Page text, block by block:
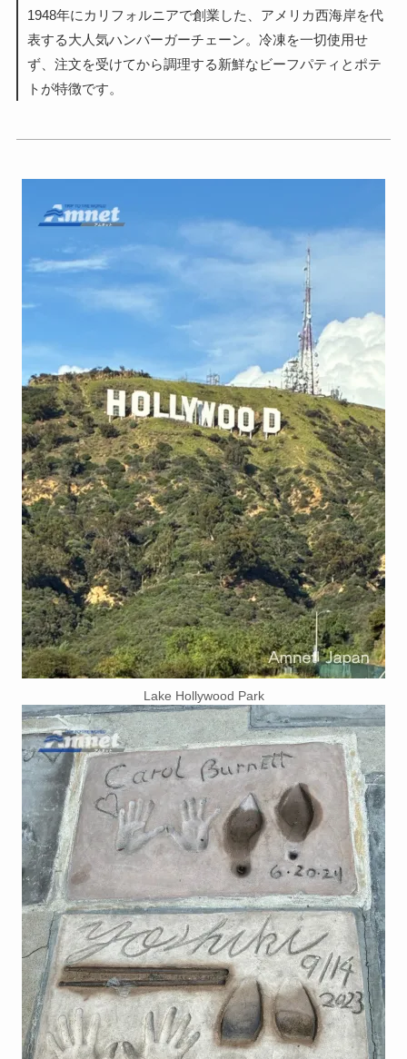
1948年にカリフォルニアで創業した、アメリカ西海岸を代
表する大人気ハンバーガーチェーン。冷凍を一切使用せ
ず、注文を受けてから調理する新鮮なビーフパティとポテ
トが特徴です。
Lake Hollywood Park